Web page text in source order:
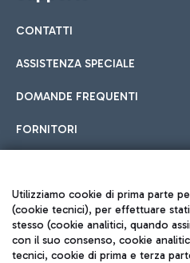
CONTATTI
ASSISTENZA SPECIALE
DOMANDE FREQUENTI
FORNITORI
Seguici sui social
Utilizziamo cookie di prima parte
(cookie tecnici), per effettuare
stesso (cookie analitici, quando
con il suo consenso, cookie
tecnici, cookie di prima e terza